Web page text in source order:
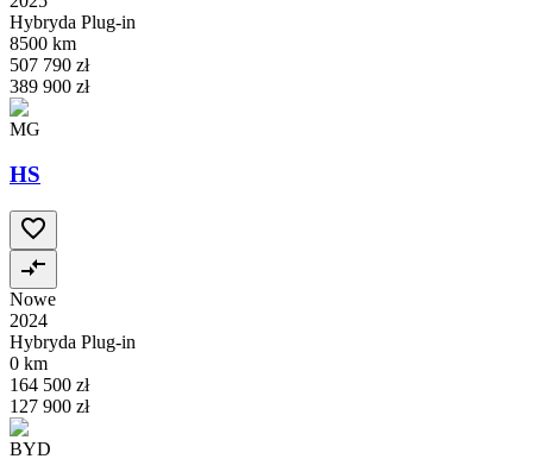
Hybryda Plug-in
8500 km
507 790 zł
389 900 zł
MG
HS
Nowe
2024
Hybryda Plug-in
0 km
164 500 zł
127 900 zł
BYD